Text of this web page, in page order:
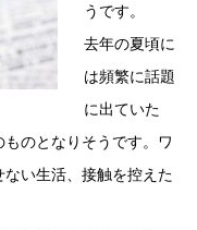
うです。
去年の夏頃に
は頻繁に話題
に出ていた
ものとなりそうです。ワ
い生活、接触を控えた